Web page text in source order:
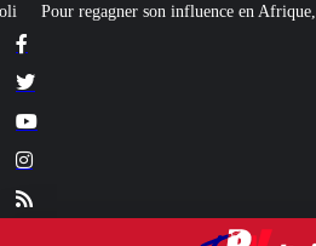
le Quai d’Orsay a choisi… Instagram